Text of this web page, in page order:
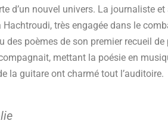
d’un nouvel univers. La journaliste
Hachtroudi, très engagée dans le
des poèmes de son premier recueil de
mettant la poésie en
la guitare ont charmé tout l’auditoire.